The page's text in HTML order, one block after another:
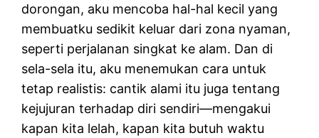
dorongan, aku mencoba hal-hal kecil yang
membuatku sedikit keluar dari zona nyaman,
seperti perjalanan singkat ke alam. Dan di
sela-sela itu, aku menemukan cara untuk
tetap realistis: cantik alami itu juga tentang
kejujuran terhadap diri sendiri—mengakui
kapan kita lelah, kapan kita butuh waktu